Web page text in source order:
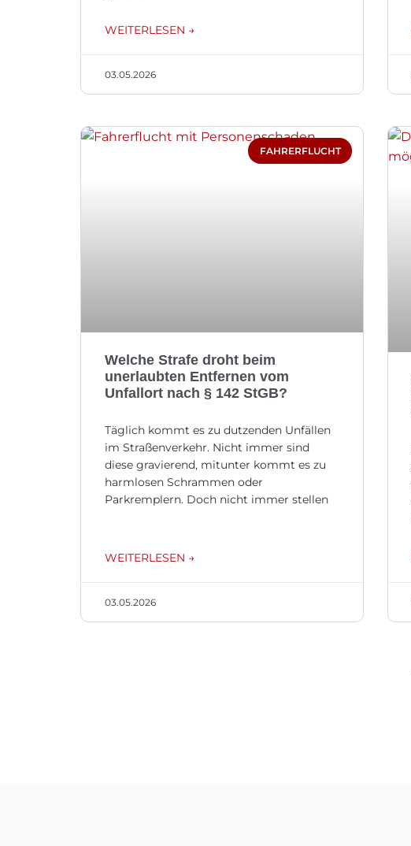
WEITERLESEN →
03.05.2026
FAHRERFLUCHT
Welche Strafe droht beim
unerlaubten Entfernen vom
Unfallort nach § 142 StGB?
Täglich kommt es zu dutzenden Unfällen
im Straßenverkehr. Nicht immer sind
diese gravierend, mitunter kommt es zu
harmlosen Schrammen oder
Parkremplern. Doch nicht immer stellen
WEITERLESEN →
03.05.2026